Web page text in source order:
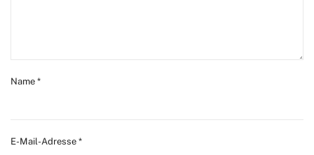
Name *
E-Mail-Adresse *